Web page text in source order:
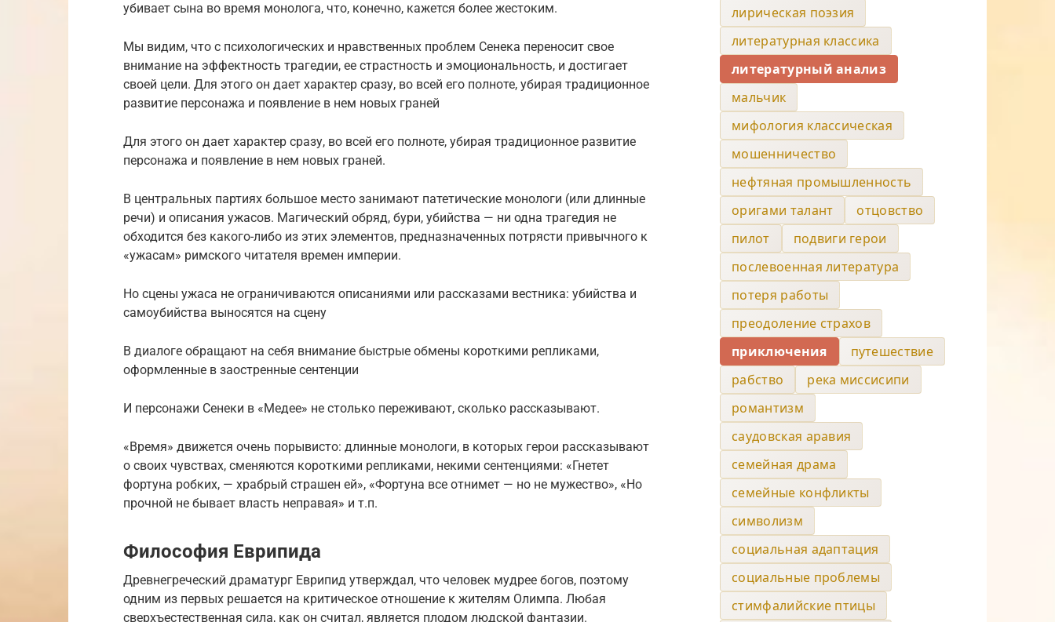
убивает сына во время монолога, что, конечно, кажется более жестоким.
Мы видим, что с психологических и нравственных проблем Сенека переносит свое
внимание на эффектность трагедии, ее страстность и эмоциональность, и достигает
своей цели. Для этого он дает характер сразу, во всей его полноте, убирая традиционное
развитие персонажа и появление в нем новых граней
Для этого он дает характер сразу, во всей его полноте, убирая традиционное развитие
персонажа и появление в нем новых граней.
В центральных партиях большое место занимают патетические монологи (или длинные
речи) и описания ужасов. Магический обряд, бури, убийства — ни одна трагедия не
обходится без какого-либо из этих элементов, предназначенных потрясти привычного к
«ужасам» римского читателя времен империи.
Но сцены ужаса не ограничиваются описаниями или рассказами вестника: убийства и
самоубийства выносятся на сцену
В диалоге обращают на себя внимание быстрые обмены короткими репликами,
оформленные в заостренные сентенции
И персонажи Сенеки в «Медее» не столько переживают, сколько рассказывают.
«Время» движется очень порывисто: длинные монологи, в которых герои рассказывают
о своих чувствах, сменяются короткими репликами, некими сентенциями: «Гнетет
фортуна робких, — храбрый страшен ей», «Фортуна все отнимет — но не мужество», «Но
прочной не бывает власть неправая» и т.п.
Философия Еврипида
Древнегреческий драматург Еврипид утверждал, что человек мудрее богов, поэтому
одним из первых решается на критическое отношение к жителям Олимпа. Любая
сверхъестественная сила, как он считал, является плодом людской фантазии.
лирическая поэзия
литературная классика
литературный анализ
мальчик
мифология классическая
мошенничество
нефтяная промышленность
оригами талант
отцовство
пилот
подвиги герои
послевоенная литература
потеря работы
преодоление страхов
приключения
путешествие
рабство
река миссисипи
романтизм
саудовская аравия
семейная драма
семейные конфликты
символизм
социальная адаптация
социальные проблемы
стимфалийские птицы